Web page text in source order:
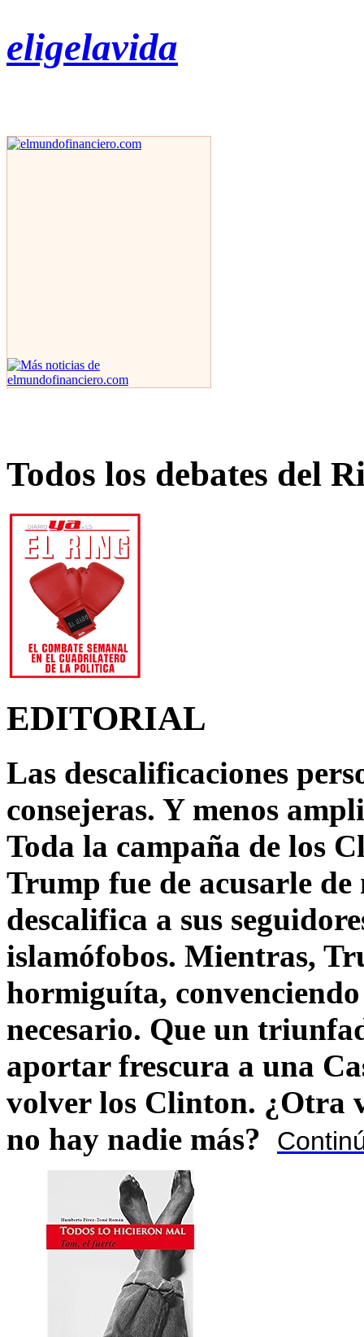
eligelavida
Todos los debates del
EDITORIAL
Las descalificaciones
consejeras. Y menos
Toda la campaña de los
Trump fue de acusarle
descalifica a sus
islamófobos. Mientras,
hormiguíta,
necesario. Que un
aportar frescura a una
volver los Clinton. ¿Otra
no hay nadie más?